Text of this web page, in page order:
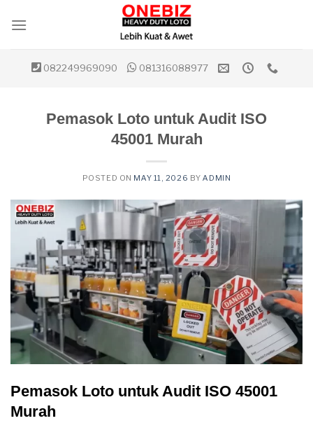
082249969090 081316088977
Pemasok Loto untuk Audit ISO
45001 Murah
POSTED ON MAY 11, 2026 BYADMIN
Pemasok Loto untuk Audit ISO 45001
Murah